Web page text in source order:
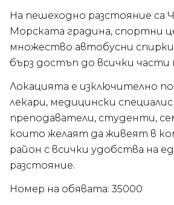
На пешеходно разстояние са
Морската градина, спортни
множество автобусни
бърз достъп до всички части
Локацията е изключително
лекари, медицински
преподаватели, студенти,
които желаят да живеят в
район с всички удобства на
разстояние.
Номер на обявата: 35000